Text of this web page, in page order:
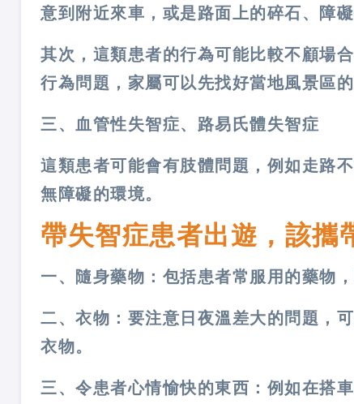
意到附近來車，或是路面上的碎石、障
其次，這類患者的行為可能比較不顧場
行為問題，家屬可以先找好當地風景區
三、血管性失智症、路易氏體失智症
這類患者可能會有肢體問題，例如走路
無障礙的環境。
帶失智症患者出遊，該攜
一、隨身藥物：包括患者常服用的藥物
二、衣物：要注意日夜溫差大的問題，
衣物。
三、令患者心情愉快的東西：例如在搭